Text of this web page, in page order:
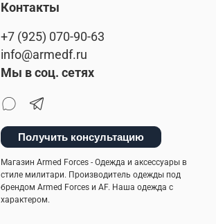
Контакты
+7 (925) 070-90-63
info@armedf.ru
Мы в соц. сетях
Получить консультацию
Магазин Armed Forces - Одежда и аксессуары в
стиле милитари. Производитель одежды под
брендом Armed Forces и AF. Наша одежда с
характером.